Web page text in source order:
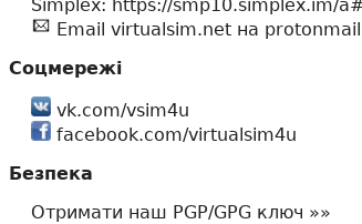
Simplex: https://smp10.simplex.im/
Email virtualsim.net на
Соцмережі
vk.com/vsim4u
facebook.com/virtualsim4u
Безпека
Отримати наш PGP/GPG ключ »»